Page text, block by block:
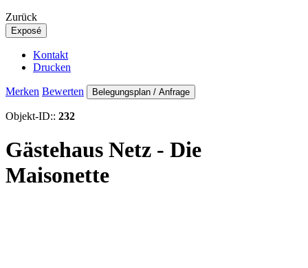
Zurück
Exposé
Kontakt
Drucken
Merken Bewerten Belegungsplan / Anfrage
Objekt-ID:: 232
Gästehaus Netz - Die
Maisonette